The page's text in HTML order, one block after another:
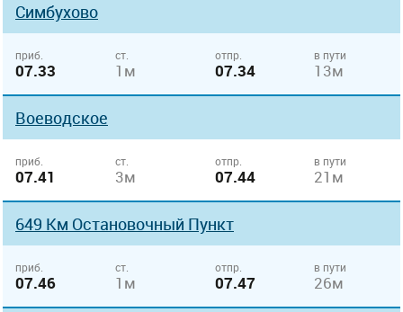
Симбухово
приб.
07.33
ст.
1м
отпр.
07.34
в пути
13м
Воеводское
приб.
07.41
ст.
3м
отпр.
07.44
в пути
21м
649 Км Остановочный Пункт
приб.
07.46
ст.
1м
отпр.
07.47
в пути
26м